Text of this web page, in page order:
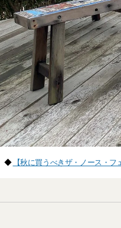
◆ 【秋に買うべきザ・ノース・